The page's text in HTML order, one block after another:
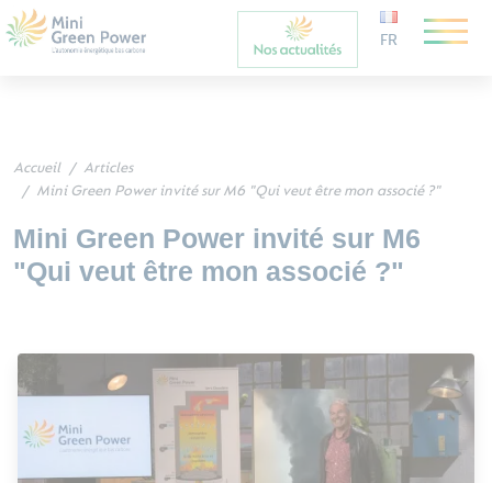
FR
Accueil
Articles
Mini Green Power invité sur M6 "Qui veut être mon associé ?"
Mini Green Power invité sur M6
"Qui veut être mon associé ?"